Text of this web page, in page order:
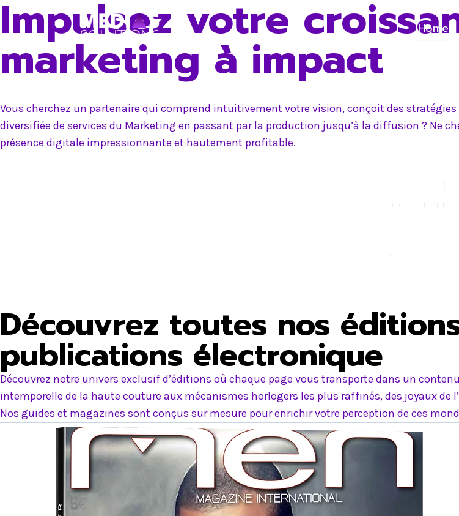
Skip
Home
Impulsez votre
marketing à impact
Vous cherchez un partenaire qui comprend intuitivement votre vision, conçoit des
diversifiée de services du Marketing en passant par la production jusqu’à la diffusion ? Ne
présence digitale impressionnante et hautement profitable.
Découvrez toutes nos
publications électronique
Découvrez notre univers exclusif d’éditions où chaque page vous transporte dans un
intemporelle de la haute couture aux mécanismes horlogers les plus raffinés, des joyaux
Nos guides et magazines sont conçus sur mesure pour enrichir votre perception de ces